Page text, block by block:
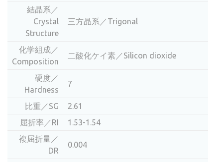
結晶系／
Crystal
Structure
三方晶系／Trigonal
化学組成／
Composition
二酸化ケイ素／Silicon dioxide
硬度／
Hardness
7
比重／SG
2.61
屈折率／RI
1.53-1.54
複屈折量／
DR
0.004